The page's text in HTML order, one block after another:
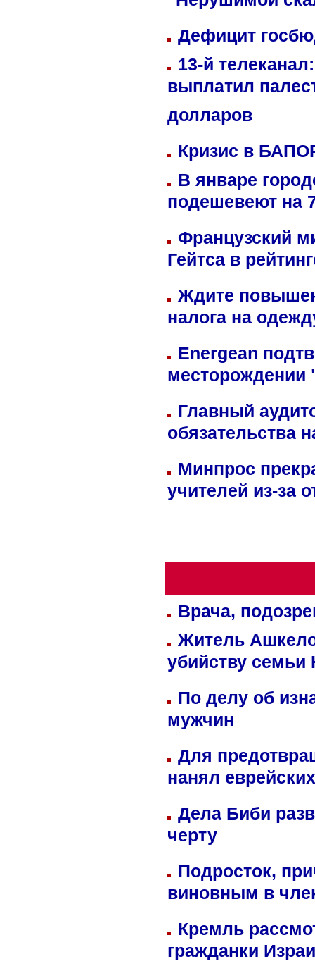
Дефицит
13-й
выплатил
долларов
Кризис в
В январе
подешевеют на
Французский
Гейтса в
Ждите
налога на
Energean
Главный
обязательства
Минпрос
учителей из-за
Врача,
Житель
убийству семьи
По делу об
мужчин
Для
нанял
Дела Биби
черту
Подросток,
виновным в
Кремль
гражданки